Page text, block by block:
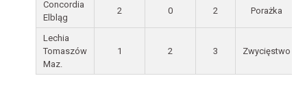
Concordia
Elbląg
2 0 2 Porażka
Lechia
Tomaszów
Maz.
1 2 3 Zwycięstwo